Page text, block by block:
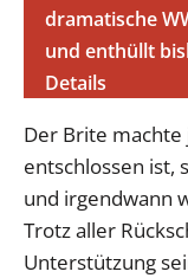
dramatische
und enthüllt
Details
Der Brite machte
entschlossen ist,
und irgendwann
Trotz aller
Unterstützung